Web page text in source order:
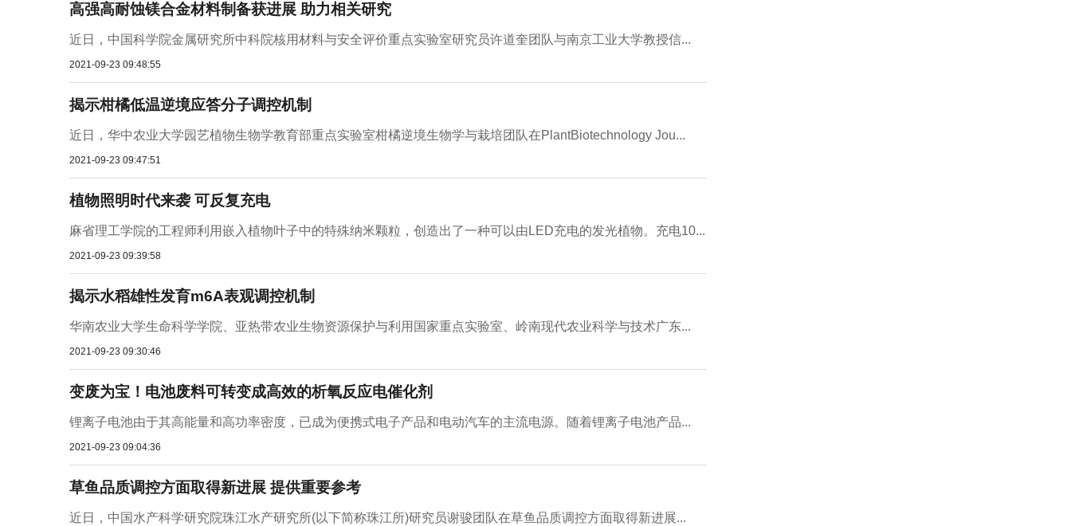
高强高耐蚀镁合金材料制备获进展 助力相关研究
近日，中国科学院金属研究所中科院核用材料与安全评价重点实验室研究员许道奎团队与南京工业大学教授信...
2021-09-23 09:48:55
揭示柑橘低温逆境应答分子调控机制
近日，华中农业大学园艺植物生物学教育部重点实验室柑橘逆境生物学与栽培团队在PlantBiotechnology Jou...
2021-09-23 09:47:51
植物照明时代来袭 可反复充电
麻省理工学院的工程师利用嵌入植物叶子中的特殊纳米颗粒，创造出了一种可以由LED充电的发光植物。充电10...
2021-09-23 09:39:58
揭示水稻雄性发育m6A表观调控机制
华南农业大学生命科学学院、亚热带农业生物资源保护与利用国家重点实验室、岭南现代农业科学与技术广东...
2021-09-23 09:30:46
变废为宝！电池废料可转变成高效的析氧反应电催化剂
锂离子电池由于其高能量和高功率密度，已成为便携式电子产品和电动汽车的主流电源。随着锂离子电池产品...
2021-09-23 09:04:36
草鱼品质调控方面取得新进展 提供重要参考
近日，中国水产科学研究院珠江水产研究所(以下简称珠江所)研究员谢骏团队在草鱼品质调控方面取得新进展...